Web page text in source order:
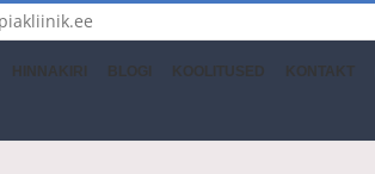
HINNAKIRI BLOGI KOOLITUSED KONTAKT